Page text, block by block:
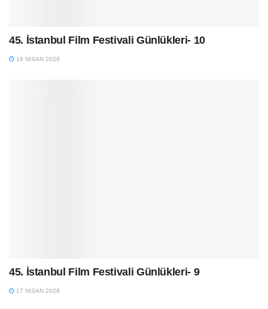
45. İstanbul Film Festivali Günlükleri- 10
18 NISAN 2026
45. İstanbul Film Festivali Günlükleri- 9
17 NISAN 2026